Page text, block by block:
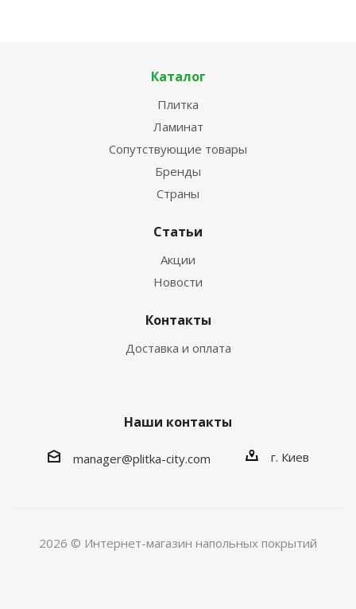
Каталог
Плитка
Ламинат
Сопутствующие товары
Бренды
Страны
Статьи
Акции
Новости
Контакты
Доставка и оплата
Наши контакты
manager@plitka-city.com г. Киев
2026 © Интернет-магазин напольных покрытий